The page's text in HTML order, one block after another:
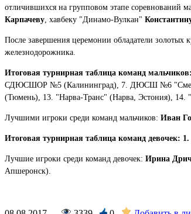
отличившихся на групповом этапе соревнований
Карпачеву , хавбеку "Динамо-Вулкан"
После завершения церемонии обладатели
железнодорожника.
Итоговая турнирная таблица команд
СДЮСШОР №5 (Калининград), 7. ДЮСШ №6 "Смена"
(Тюмень), 13. "Нарва-Транс" (Нарва, Эстония),
Лучшими игроки среди команд мальчиков: Иван
Итоговая турнирная таблица команд
Лучшие игроки среди команд девочек: Ирина
Апшеронск).